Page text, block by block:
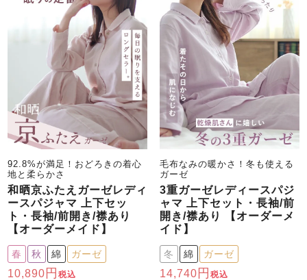
春 夏 秋
ボーイズパジャマ
売れ筋ランキング
- Item Ranking -
新着商品
- New Arrival -
すべての生地一覧はこちら
目的別でさがす一覧はこちら
前開き かぶり スリーパー
作務衣
羽織・バスロ
ーブ
上着単品
ズボン単品
92.8%が満足！おどろきの着心
地と柔らかさ
和晒京ふたえガーゼレディ
ースパジャマ 上下セッ
ト・長袖/前開き/襟あり
【オーダーメイド】
春 秋 綿 ガーゼ
10,890 税込
毛布なみの暖かさ！冬も使える
ガーゼ
3重ガーゼレディースパジ
ャマ 上下セット・長袖/前
開き/襟あり 【オーダーメ
イド】
冬 綿 ガーゼ
14,740 税込